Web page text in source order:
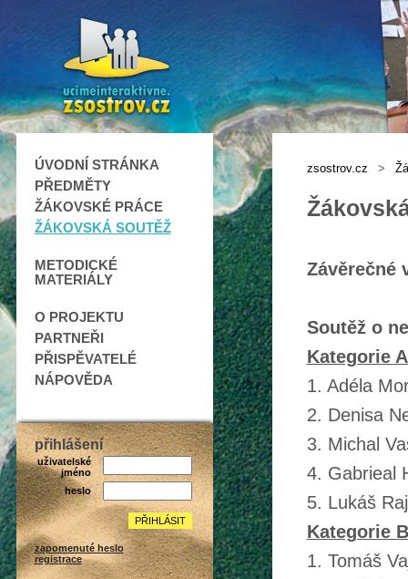
ÚVODNÍ STRÁNKA
PŘEDMĚTY
ŽÁKOVSKÉ PRÁCE
ŽÁKOVSKÁ SOUTĚŽ
METODICKÉ
MATERIÁLY
O PROJEKTU
PARTNEŘI
PŘISPĚVATELÉ
NÁPOVĚDA
přihlášení
uživatelské
jméno
heslo
zapomenuté heslo
registrace
zsostrov.cz >
Závěrečné
Soutěž o
Kategorie
1. Adéla
2. Denisa
3. Michal
4. Gabrieal
5. Lukáš
Kategorie
1. Tomáš